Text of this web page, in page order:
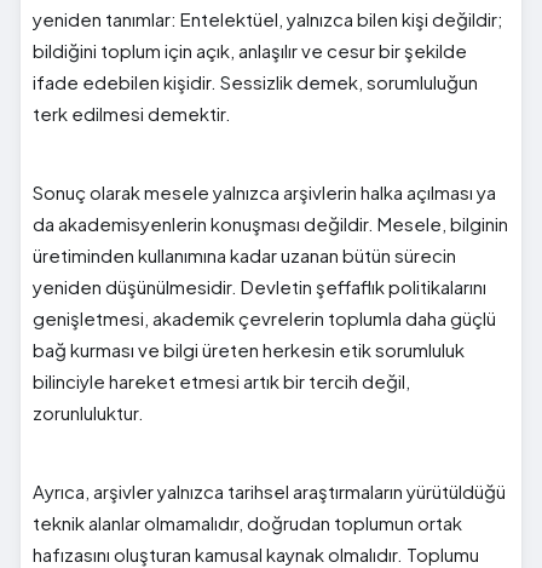
yeniden tanımlar: Entelektüel, yalnızca bilen kişi değildir;
bildiğini toplum için açık, anlaşılır ve cesur bir şekilde
ifade edebilen kişidir. Sessizlik demek, sorumluluğun
terk edilmesi demektir.
Sonuç olarak mesele yalnızca arşivlerin halka açılması ya
da akademisyenlerin konuşması değildir. Mesele, bilginin
üretiminden kullanımına kadar uzanan bütün sürecin
yeniden düşünülmesidir. Devletin şeffaflık politikalarını
genişletmesi, akademik çevrelerin toplumla daha güçlü
bağ kurması ve bilgi üreten herkesin etik sorumluluk
bilinciyle hareket etmesi artık bir tercih değil,
zorunluluktur.
Ayrıca, arşivler yalnızca tarihsel araştırmaların yürütüldüğü
teknik alanlar olmamalıdır, doğrudan toplumun ortak
hafızasını oluşturan kamusal kaynak olmalıdır. Toplumu